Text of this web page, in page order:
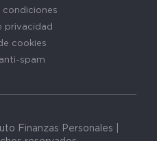
condiciones
privacidad
cookies
spam
Finanzas Personales |